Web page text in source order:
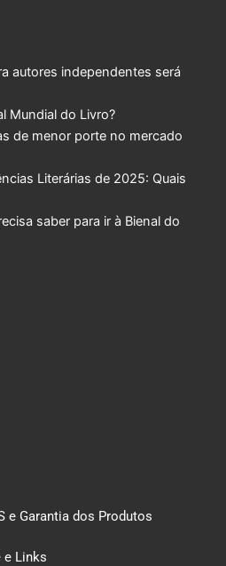
autores independentes será
Mundial do Livro?
de menor porte no mercado
Literárias de 2025: Quais
saber para ir à Bienal do
e Garantia dos Produtos
e Links